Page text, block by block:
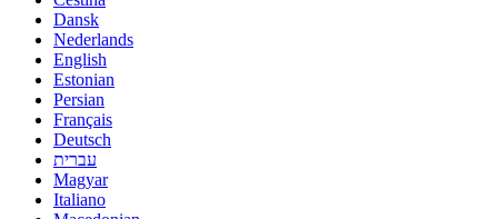
Dansk
Nederlands
English
Estonian
Persian
Français
Deutsch
עברית
Magyar
Italiano